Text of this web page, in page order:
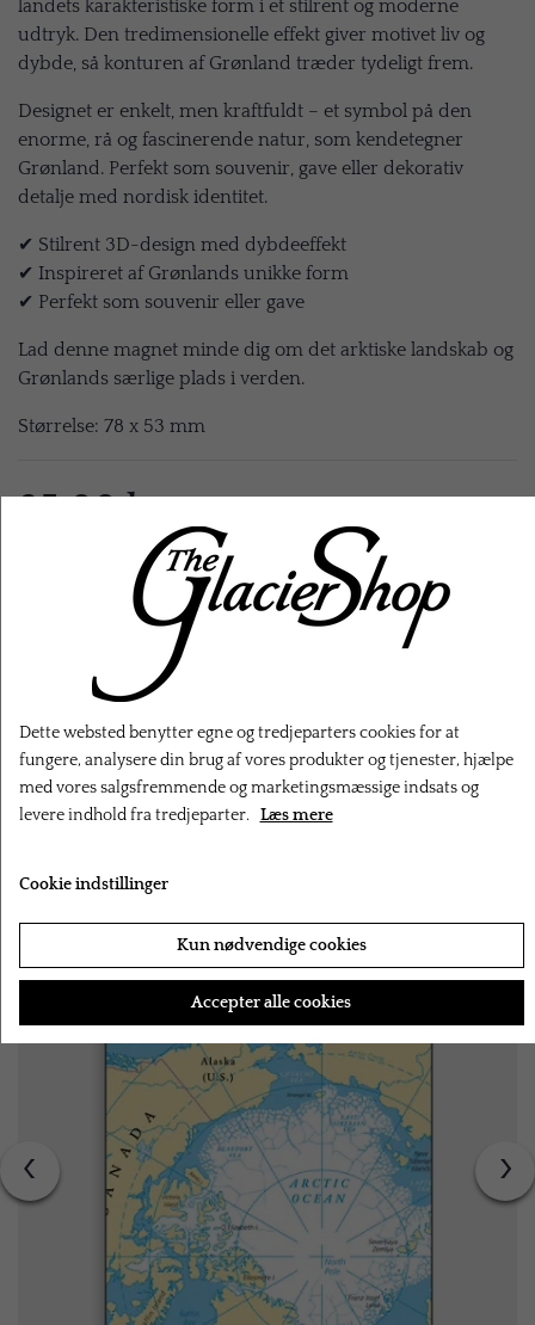
landets karakteristiske form i et stilrent og moderne
udtryk. Den tredimensionelle effekt giver motivet liv og
dybde, så konturen af Grønland træder tydeligt frem.
Designet er enkelt, men kraftfuldt – et symbol på den
enorme, rå og fascinerende natur, som kendetegner
Grønland. Perfekt som souvenir, gave eller dekorativ
detalje med nordisk identitet.
✔ Stilrent 3D-design med dybdeeffekt
✔ Inspireret af Grønlands unikke form
✔ Perfekt som souvenir eller gave
Lad denne magnet minde dig om det arktiske landskab og
Grønlands særlige plads i verden.
Størrelse: 78 x 53 mm
35,00 kr.
LÆG I KURV
RELATEREDE PRODUKTER
‹ ›
Dette websted benytter egne og tredjeparters cookies for at
fungere, analysere din brug af vores produkter og tjenester, hjælpe
med vores salgsfremmende og marketingsmæssige indsats og
levere indhold fra tredjeparter. Læs mere
Cookie indstillinger
Kun nødvendige cookies
Accepter alle cookies